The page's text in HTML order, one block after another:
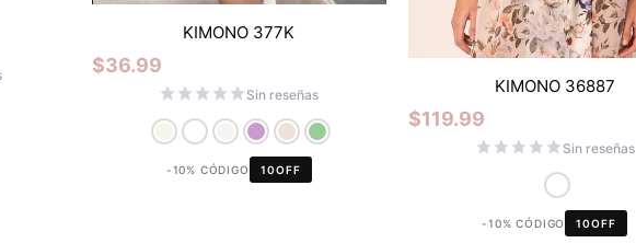
KIMONO 377K
$36.99
Sin reseñas
-10% CÓDIGO 10OFF
KIMONO 36887
$119.99
Sin reseñas
-10% CÓDIGO 10OFF